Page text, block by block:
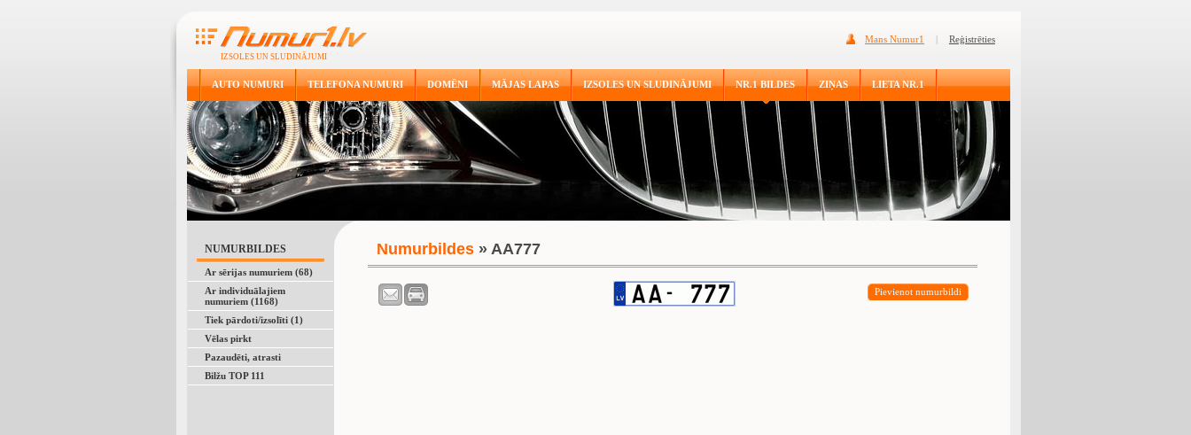
Mans Numur1 | Reģistrēties
IZSOLES UN SLUDINĀJUMI
AUTO NUMURI TELEFONA NUMURI DOMĒNI MĀJAS LAPAS IZSOLES UN SLUDINĀJUMI NR.1 BILDES ZIŅAS LIETA NR.1
NUMURBILDES
Ar sērijas numuriem (68)
Ar individuālajiem
numuriem (1168)
Tiek pārdoti/izsolīti (1)
Vēlas pirkt
Pazaudēti, atrasti
Bilžu TOP 111
Numurbildes» AA777
Pievienot numurbildi